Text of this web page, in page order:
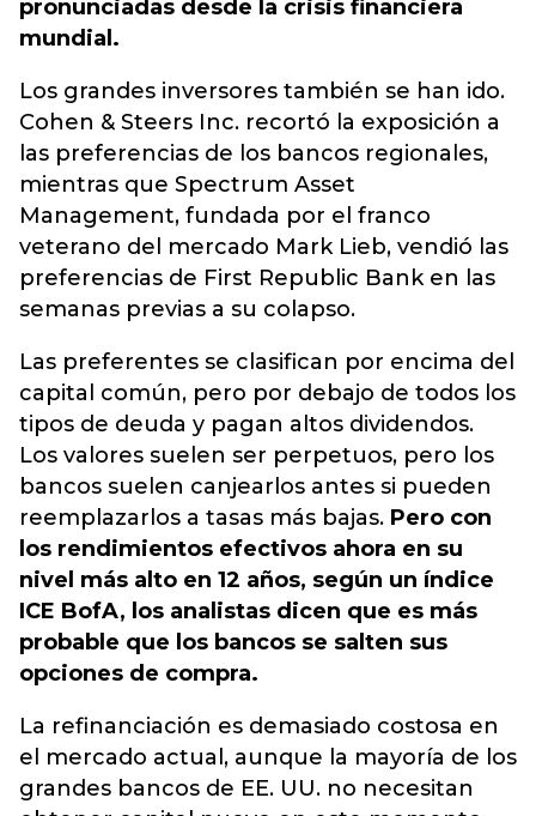
pronunciadas desde la crisis financiera
mundial.
Los grandes inversores también se han ido.
Cohen & Steers Inc. recortó la exposición a
las preferencias de los bancos regionales,
mientras que Spectrum Asset
Management, fundada por el franco
veterano del mercado Mark Lieb, vendió las
preferencias de First Republic Bank en las
semanas previas a su colapso.
Las preferentes se clasifican por encima del
capital común, pero por debajo de todos los
tipos de deuda y pagan altos dividendos.
Los valores suelen ser perpetuos, pero los
bancos suelen canjearlos antes si pueden
reemplazarlos a tasas más bajas. Pero con
los rendimientos efectivos ahora en su
nivel más alto en 12 años, según un índice
ICE BofA, los analistas dicen que es más
probable que los bancos se salten sus
opciones de compra.
La refinanciación es demasiado costosa en
el mercado actual, aunque la mayoría de los
grandes bancos de EE. UU. no necesitan